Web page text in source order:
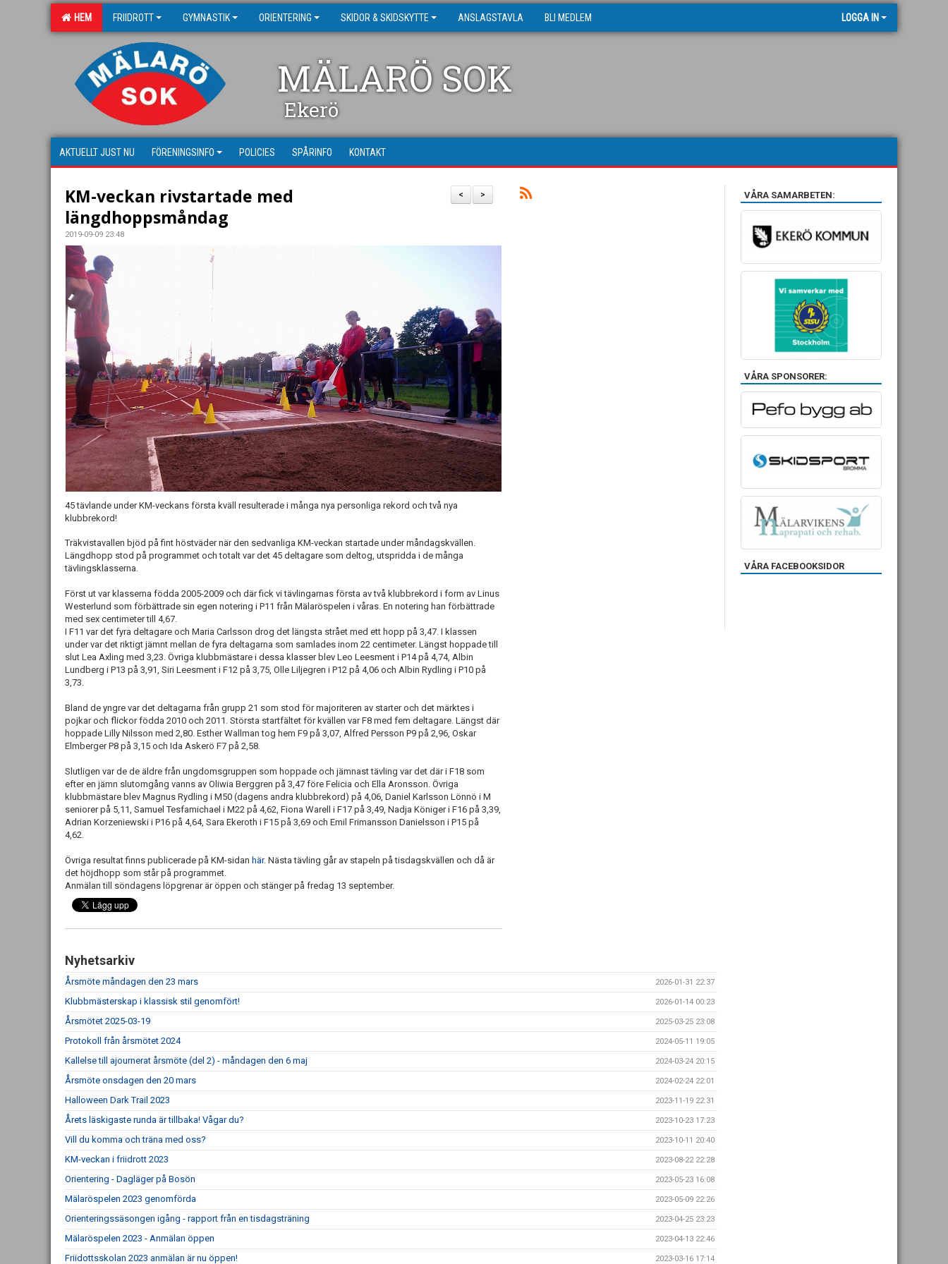
HEM FRIIDROTT GYMNASTIK ORIENTERING SKIDOR & SKIDSKYTTE ANSLAGSTAVLA BLI MEDLEM LOGGA IN
MÄLARÖ SOK
Ekerö
AKTUELLT JUST NU FÖRENINGSINFO POLICIES SPÅRINFO KONTAKT
>
<
KM-veckan rivstartade med
längdhoppsmåndag
2019-09-09 23:48
45 tävlande under KM-veckans första kväll resulterade i många nya personliga rekord och två nya
klubbrekord!
Träkvistavallen bjöd på fint höstväder när den sedvanliga KM-veckan startade under måndagskvällen.
Längdhopp stod på programmet och totalt var det 45 deltagare som deltog, utspridda i de många
tävlingsklasserna.
Först ut var klasserna födda 2005-2009 och där fick vi tävlingarnas första av två klubbrekord i form av Linus
Westerlund som förbättrade sin egen notering i P11 från Mälaröspelen i våras. En notering han förbättrade
med sex centimeter till 4,67.
I F11 var det fyra deltagare och Maria Carlsson drog det längsta strået med ett hopp på 3,47. I klassen
under var det riktigt jämnt mellan de fyra deltagarna som samlades inom 22 centimeter. Längst hoppade till
slut Lea Axling med 3,23. Övriga klubbmästare i dessa klasser blev Leo Leesment i P14 på 4,74, Albin
Lundberg i P13 på 3,91, Siri Leesment i F12 på 3,75, Olle Liljegren i P12 på 4,06 och Albin Rydling i P10 på
3,73.
Bland de yngre var det deltagarna från grupp 21 som stod för majoriteren av starter och det märktes i
pojkar och flickor födda 2010 och 2011. Största startfältet för kvällen var F8 med fem deltagare. Längst där
hoppade Lilly Nilsson med 2,80. Esther Wallman tog hem F9 på 3,07, Alfred Persson P9 på 2,96, Oskar
Elmberger P8 på 3,15 och Ida Askerö F7 på 2,58.
Slutligen var de de äldre från ungdomsgruppen som hoppade och jämnast tävling var det där i F18 som
efter en jämn slutomgång vanns av Oliwia Berggren på 3,47 före Felicia och Ella Aronsson. Övriga
klubbmästare blev Magnus Rydling i M50 (dagens andra klubbrekord) på 4,06, Daniel Karlsson Lönnö i M
seniorer på 5,11, Samuel Tesfamichael i M22 på 4,62, Fiona Warell i F17 på 3,49, Nadja Königer i F16 på 3,39,
Adrian Korzeniewski i P16 på 4,64, Sara Ekeroth i F15 på 3,69 och Emil Frimansson Danielsson i P15 på
4,62.
Övriga resultat finns publicerade på KM-sidan här. Nästa tävling går av stapeln på tisdagskvällen och då är
det höjdhopp som står på programmet.
Anmälan till söndagens löpgrenar är öppen och stänger på fredag 13 september.
Nyhetsarkiv
Årsmöte måndagen den 23 mars 2026-01-31 22:37
Klubbmästerskap i klassisk stil genomfört! 2026-01-14 00:23
Årsmötet 2025-03-19 2025-03-25 23:08
Protokoll från årsmötet 2024 2024-05-11 19:05
Kallelse till ajournerat årsmöte (del 2) - måndagen den 6 maj 2024-03-24 20:15
Årsmöte onsdagen den 20 mars 2024-02-24 22:01
Halloween Dark Trail 2023 2023-11-19 22:31
Årets läskigaste runda är tillbaka! Vågar du? 2023-10-23 17:23
Vill du komma och träna med oss? 2023-10-11 20:40
KM-veckan i friidrott 2023 2023-08-22 22:28
Orientering - Dagläger på Bosön 2023-05-23 16:08
Mälaröspelen 2023 genomförda 2023-05-09 22:26
Orienteringssäsongen igång - rapport från en tisdagsträning 2023-04-25 23:23
Mälaröspelen 2023 - Anmälan öppen 2023-04-13 22:46
Friidottsskolan 2023 anmälan är nu öppen! 2023-03-16 17:14
VÅRA SAMARBETEN:
VÅRA SPONSORER:
VÅRA FACEBOOKSIDOR